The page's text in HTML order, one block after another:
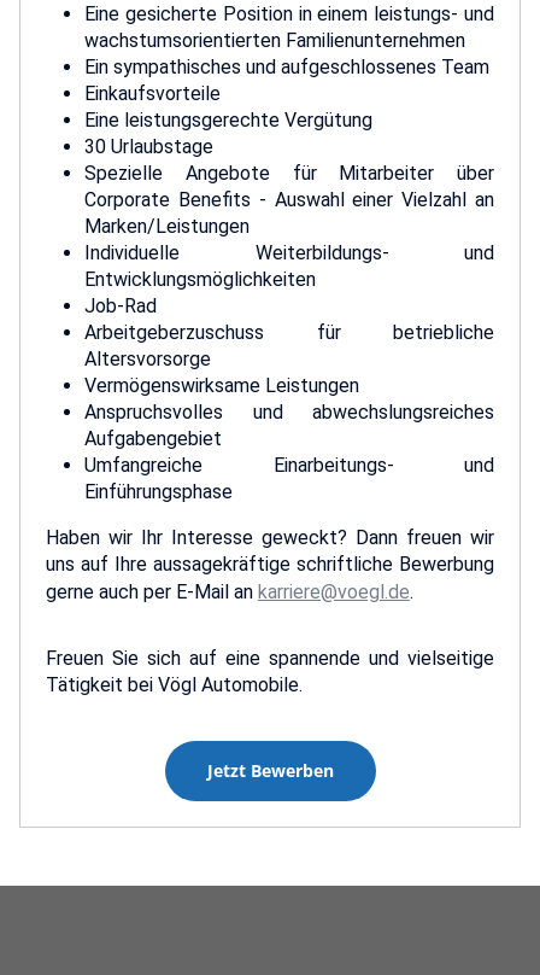
Eine gesicherte Position in einem leistungs- und
wachstumsorientierten Familienunternehmen
Ein sympathisches und aufgeschlossenes Team
Einkaufsvorteile
Eine leistungsgerechte Vergütung
30 Urlaubstage
Spezielle Angebote für Mitarbeiter über
Corporate Benefits - Auswahl einer Vielzahl an
Marken/Leistungen
Individuelle Weiterbildungs- und
Entwicklungsmöglichkeiten
Job-Rad
Arbeitgeberzuschuss für betriebliche
Altersvorsorge
Vermögenswirksame Leistungen
Anspruchsvolles und abwechslungsreiches
Aufgabengebiet
Umfangreiche Einarbeitungs- und
Einführungsphase
Haben wir Ihr Interesse geweckt? Dann freuen wir
uns auf Ihre aussagekräftige schriftliche Bewerbung
gerne auch per E-Mail an karriere@voegl.de.
Freuen Sie sich auf eine spannende und vielseitige
Tätigkeit bei Vögl Automobile.
Jetzt Bewerben